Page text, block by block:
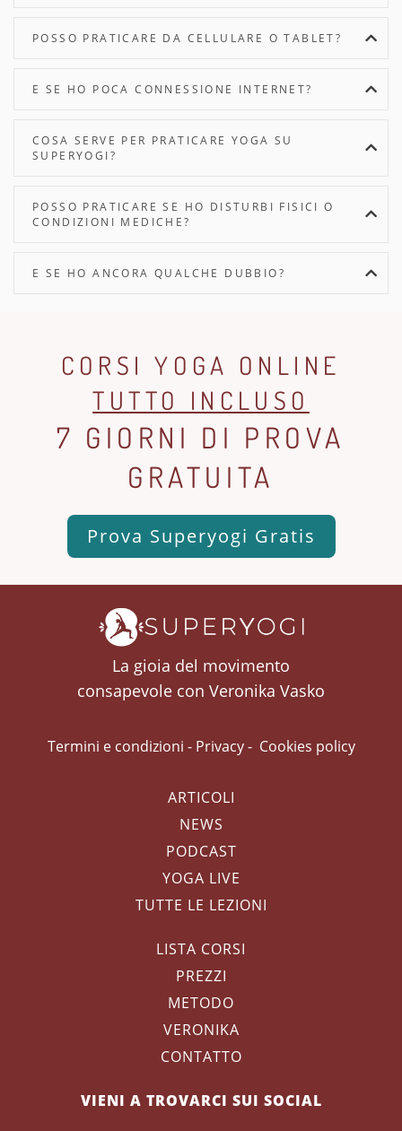
POSSO PRATICARE DA CELLULARE O TABLET?
E SE HO POCA CONNESSIONE INTERNET?
COSA SERVE PER PRATICARE YOGA SU
SUPERYOGI?
POSSO PRATICARE SE HO DISTURBI FISICI O
CONDIZIONI MEDICHE?
E SE HO ANCORA QUALCHE DUBBIO?
CORSI YOGA ONLINE
TUTTO INCLUSO
7 GIORNI DI PROVA
GRATUITA
Prova Superyogi Gratis
La gioia del movimento
consapevole con Veronika Vasko
Termini e condizioni - Privacy- Cookies policy
ARTICOLI
NEWS
PODCAST
YOGA LIVE
TUTTE LE LEZIONI
LISTA CORSI
PREZZI
METODO
VERONIKA
CONTATTO
VIENI A TROVARCI SUI SOCIAL